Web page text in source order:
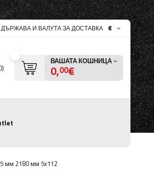
И ВАЛУТА ЗА ДОСТАВКА €
ВАШАТА КОШНИЦА
0,00€
мм 2180 мм 5x112